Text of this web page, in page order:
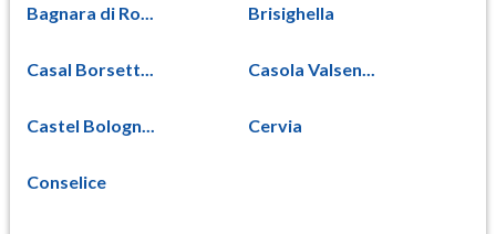
Bagnara di Ro... Brisighella
Casal Borsett... Casola Valsen...
Castel Bologn... Cervia
Conselice